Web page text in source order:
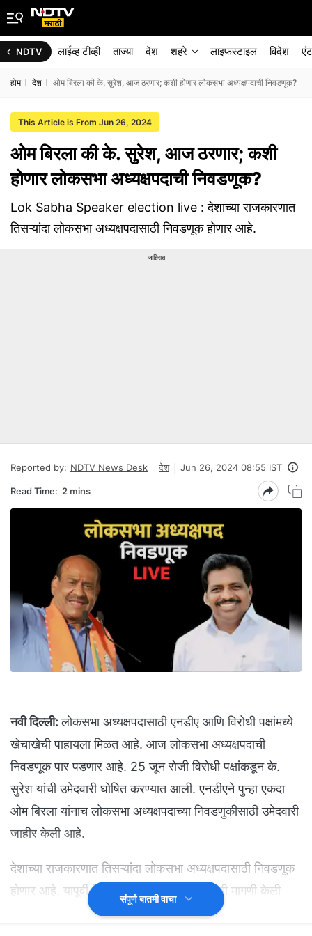
NDTV लाईव्ह टीव्ही ताज्या देश शहरे लाइफस्टाइल विदेश
होम देश ओम बिरला की के. सुरेश, आज ठरणार; कशी होणार लोकसभा अध्यक्षपदाची निवडणूक?
This Article is From Jun 26, 2024
ओम बिरला की के. सुरेश, आज ठरणार; कशी
होणार लोकसभा अध्यक्षपदाची निवडणूक?
Lok Sabha Speaker election live : देशाच्या राजकारणात
तिसऱ्यांदा लोकसभा अध्यक्षपदासाठी निवडणूक होणार आहे.
जाहिरात
Reported by: NDTV News Desk देश Jun 26, 2024 08:55 IST
Read Time: 2 mins
नवी दिल्ली: लोकसभा अध्यक्षपदासाठी एनडीए आणि विरोधी पक्षांमध्ये
खेचाखेची पाहायला मिळत आहे. आज लोकसभा अध्यक्षपदाची
निवडणूक पार पडणार आहे. 25 जून रोजी विरोधी पक्षांकडून के.
सुरेश यांची उमेदवारी घोषित करण्यात आली. एनडीएने पुन्हा एकदा
ओम बिरला यांनाच लोकसभा अध्यक्षपदाच्या निवडणुकीसाठी उमेदवारी
जाहीर केली आहे.
देशाच्या राजकारणात तिसऱ्यांदा लोकसभा अध्यक्षपदासाठी निवडणूक
होणार आहे. यापूर्वी विरोधी पक्षाकडून उपाध्यक्षपदाची मागणी केली
जात होती. मात्र ती न मिळाल्याने विरोधी पक्षाने अध्यक्षपदासाठी
संपूर्ण बातमी वाचा